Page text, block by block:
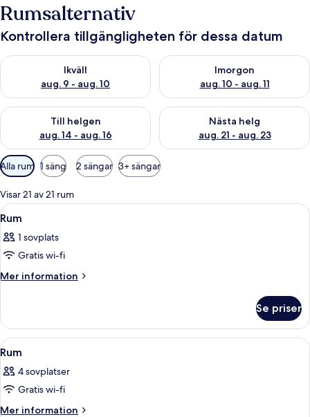
Rumsalternativ
Kontrollera tillgängligheten för dessa datum
Ikväll
aug. 9 - aug. 10
Kontrollera tillgängligheten för ikväll aug. 9 - aug. 10
Imorgon
aug. 10 - aug. 11
Kontrollera tillgängligheten
Till helgen
aug. 14 - aug. 16
Kontrollera tillgängligheten för den här helgen aug. 14 - aug.
Nästa helg
aug. 21 - aug. 23
Kontrollera tillgängligheten
Tillgängliga
filter
för
rum
Alla rum 1 säng 2 sängar 3+ sängar
Visar 21 av 21 rum
Öppna
alla
foton
för
Rum
Ett hotellrum med en säng, ett
17
Rum
1 sovplats
Gratis wi-fi
Mer information
Mer
Se priser
Öppna
alla
foton
för
Rum
Ett hotellrum med två sängar, ett
17
Rum
4 sovplatser
Gratis wi-fi
Mer information
Mer